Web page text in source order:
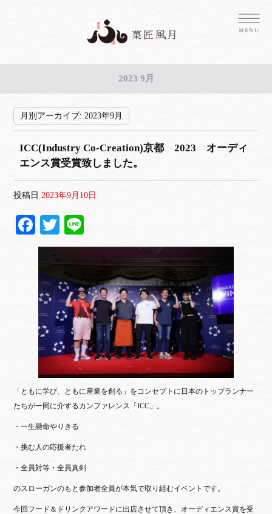
2023 9月
月別アーカイブ:2023年9月
ICC(Industry Co-Creation)京都 2023 オーディ
エンス賞受賞致しました。
投稿日 2023年9月10日
Fa
ce
bo
ok
T
wi
tte
r
ne
「ともに学び、ともに産業を創る」をコンセプトに日本のトップランナー
たちが一同に介するカンファレンス「ICC」。
・一生懸命やりきる
・挑む人の応援者たれ
・全員対等・全員真剣
のスローガンのもと参加者全員が本気で取り組むイベントです。
今回フード＆ドリンクアワードに出店させて頂き、オーディエンス賞を受